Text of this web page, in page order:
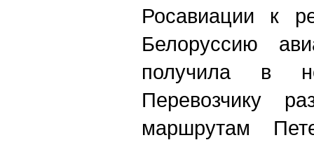
Росавиации к
Белоруссию
получила в
Перевозчику
маршрутам